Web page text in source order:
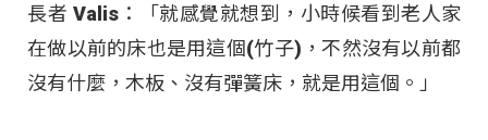
長者 Valis：「就感覺就想到，小時候看到老人家
在做以前的床也是用這個(竹子)，不然沒有以前都
沒有什麼，木板、沒有彈簧床，就是用這個。」